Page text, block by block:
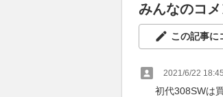
みんなのコメ
この記事に
2021/6/22 18:45
初代308SWは